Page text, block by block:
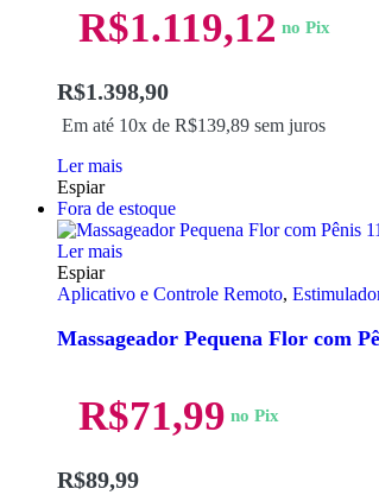
R$1.398,90
Em até 10x de R$139,89 sem juros
R$1.119,12 no Pix
Ler mais
Espiar
Fora de estoque
Ler mais
Espiar
Aplicativo e Controle Remoto,
Massageador Pequena Flor com
R$89,99
R$71,99 no Pix